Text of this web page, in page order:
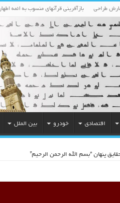
طراحی بازآفرینی قرآنهای منسوب به ائمه اطهار
اقتصادی خودرو بین الملل
پنهان “بسم الله الرحمن الرحیم”